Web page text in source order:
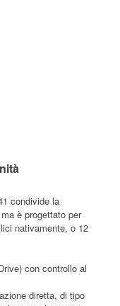
condivide la
è progettato per
nativamente, o 12
con controllo al
diretta, di tipo